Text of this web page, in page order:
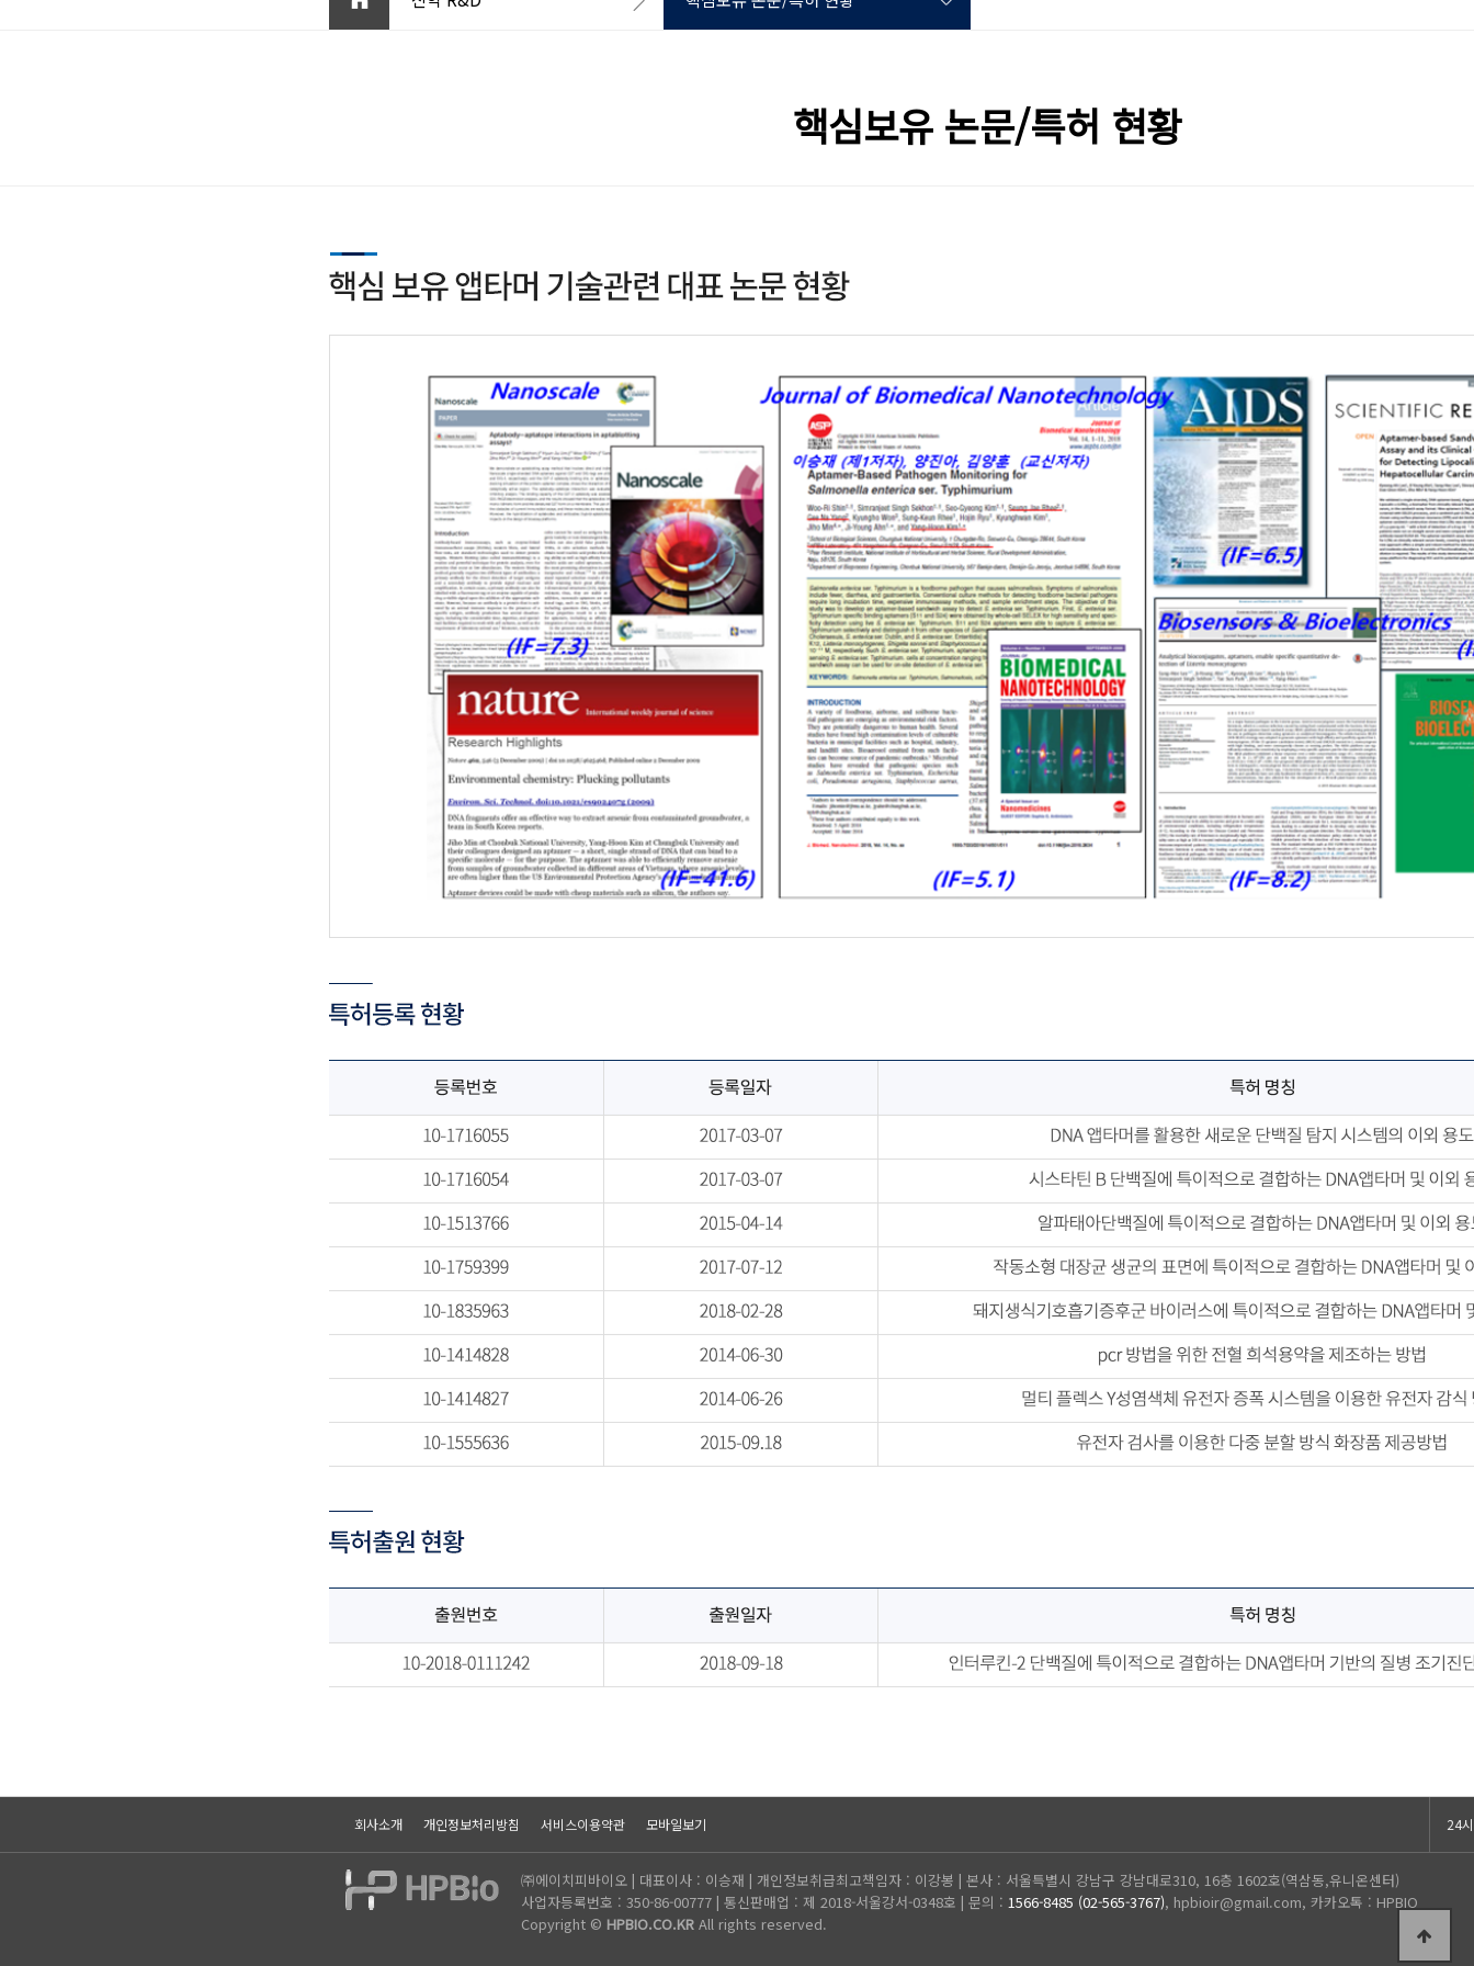
핵심보유 논문/특허 현황
회사소개 개인정보처리방침 서비스이용약관 모바일보기 24
㈜에이치피바이오 | 대표이사 : 이승재 | 개인정보취급최고책임자 : 이강봉 | 본사 : 서울특별시 강남구 강남대로310, 16층 1602호(역삼동,유니온센터)
사업자등록번호 : 350-86-00777 | 통신판매업 : 제 2018-서울강서-0348호 | 문의 : 1566-8485 (02-565-3767), hpbioir@gmail.com, 카카오톡 : HPBIO
Copyright © HPBIO.CO.KR All rights reserved.